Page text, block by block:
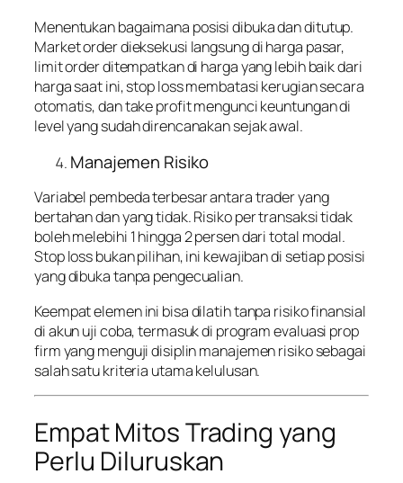
Menentukan bagaimana posisi dibuka dan ditutup.
Market order dieksekusi langsung di harga pasar,
limit order ditempatkan di harga yang lebih baik dari
harga saat ini, stop loss membatasi kerugian secara
otomatis, dan take profit mengunci keuntungan di
level yang sudah direncanakan sejak awal.
Manajemen Risiko
Variabel pembeda terbesar antara trader yang
bertahan dan yang tidak. Risiko per transaksi tidak
boleh melebihi 1 hingga 2 persen dari total modal.
Stop loss bukan pilihan, ini kewajiban di setiap posisi
yang dibuka tanpa pengecualian.
Keempat elemen ini bisa dilatih tanpa risiko finansial
di akun uji coba, termasuk di program evaluasi prop
firm yang menguji disiplin manajemen risiko sebagai
salah satu kriteria utama kelulusan.
Empat Mitos Trading yang
Perlu Diluruskan